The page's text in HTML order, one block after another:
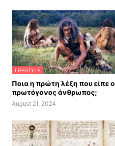
LIFESTYLE
Ποια η πρώτη λέξη που είπε ο
πρωτόγονος άνθρωπος;
August 21, 2024